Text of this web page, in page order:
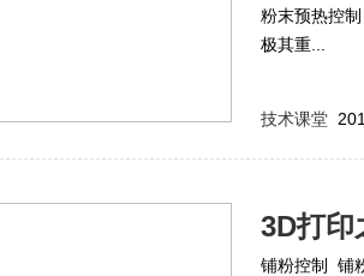
粉末预热控
极其重...
技术课堂
3D打印
铺粉控制 铺